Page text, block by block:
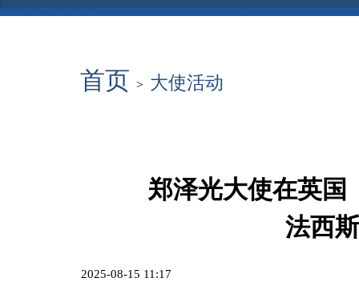
首页 > 大使活动
郑泽光大使在英国
法西
2025-08-15 11:17